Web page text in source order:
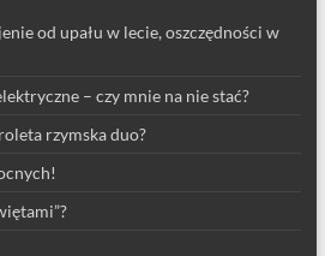
od upału w lecie, oszczędności w
– czy mnie na nie stać?
rzymska duo?